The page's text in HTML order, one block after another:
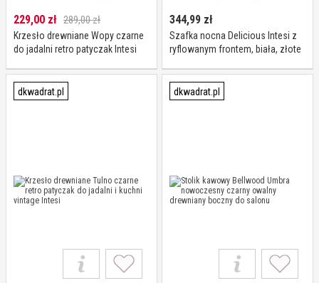
229,00 zł 289,00 zł
Krzesło drewniane Wopy czarne
do jadalni retro patyczak Intesi
344,99 zł
Szafka nocna Delicious Intesi z
ryflowanym frontem, biała, złote
glamour
dkwadrat.pl
dkwadrat.pl